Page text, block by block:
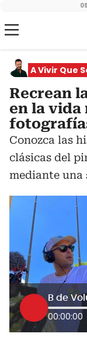
A Vivir Que
Recrean
en la vida
Conozca las
clásicas del
mediante una
00:00:00